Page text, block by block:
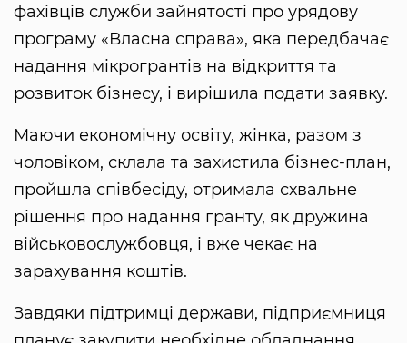
фахівців служби зайнятості про урядову
програму «Власна справа», яка передбачає
надання мікрогрантів на відкриття та
розвиток бізнесу, і вирішила подати заявку.
Маючи економічну освіту, жінка, разом з
чоловіком, склала та захистила бізнес-план,
пройшла співбесіду, отримала схвальне
рішення про надання гранту, як дружина
військовослужбовця, і вже чекає на
зарахування коштів.
Завдяки підтримці держави, підприємниця